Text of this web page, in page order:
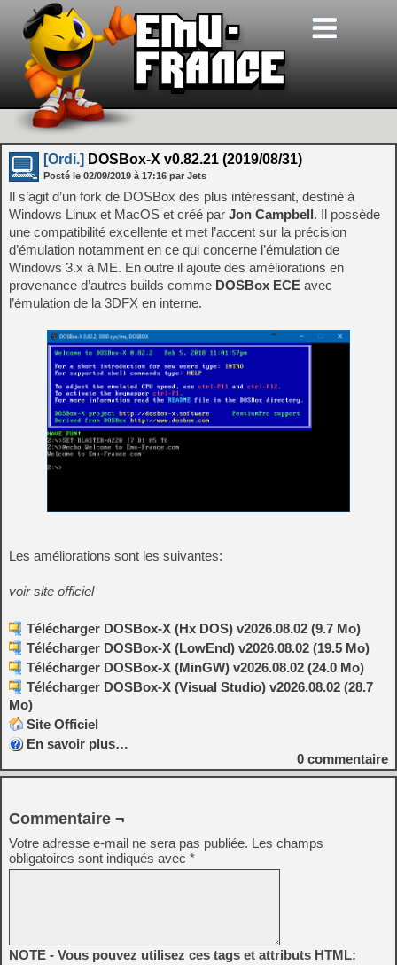
[Ordi.] DOSBox-X v0.82.21 (2019/08/31)
Posté le 02/09/2019 à 17:16 par Jets
Il s’agit d’un fork de DOSBox des plus intéressant, destiné à
Windows Linux et MacOS et créé par Jon Campbell. Il possède
une compatibilité excellente et met l’accent sur la précision
d’émulation notamment en ce qui concerne l’émulation de
Windows 3.x à ME. En outre il ajoute des améliorations en
provenance d’autres builds comme DOSBox ECE avec
l’émulation de la 3DFX en interne.
Les améliorations sont les suivantes:
voir site officiel
Télécharger DOSBox-X (Hx DOS) v2026.08.02 (9.7 Mo)
Télécharger DOSBox-X (LowEnd) v2026.08.02 (19.5 Mo)
Télécharger DOSBox-X (MinGW) v2026.08.02 (24.0 Mo)
Télécharger DOSBox-X (Visual Studio) v2026.08.02 (28.7
Mo)
Site Officiel
En savoir plus…
0 commentaire
Commentaire ¬
Votre adresse e-mail ne sera pas publiée. Les champs
obligatoires sont indiqués avec *
NOTE - Vous pouvez utilisez ces tags et attributs HTML: